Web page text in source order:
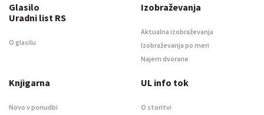
Glasilo
Uradni list RS
O glasilu
Izobraževanja
Aktualna izobraževanja
Izobraževanja po meri
Najem dvorane
Knjigarna
Novo v ponudbi
UL info tok
O storitvi